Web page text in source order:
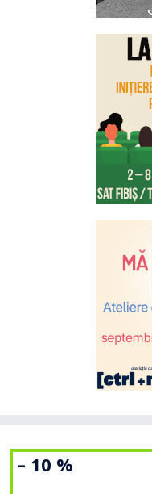
– 10 %